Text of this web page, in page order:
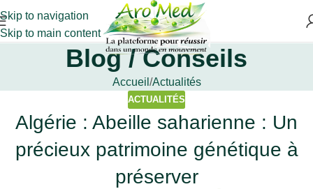
Skip to navigation
Skip to main content
Blog / Conseils
Accueil Actualités
ACTUALITÉS
Algérie : Abeille saharienne : Un
précieux patrimoine génétique à
préserver